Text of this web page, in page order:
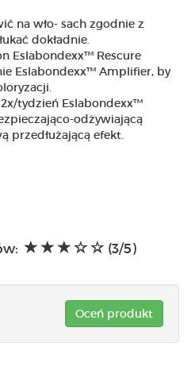
na wło- sach zgodnie z
dokładnie.
Eslabondexx™ Rescure
Eslabondexx™ Amplifier, by
tydzień Eslabondexx™
odżywiającą
przedłużającą efekt.
(3/5)
Oceń produkt